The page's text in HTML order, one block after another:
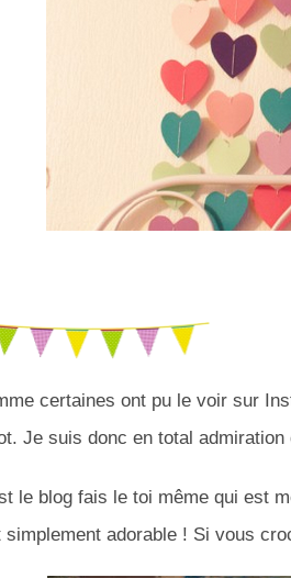
certaines ont pu le voir sur
Je suis donc en total
le blog fais le toi même qui est
simplement adorable ! Si vous